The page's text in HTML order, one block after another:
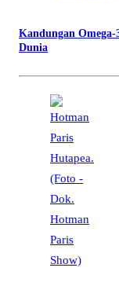
Kandungan
Dunia